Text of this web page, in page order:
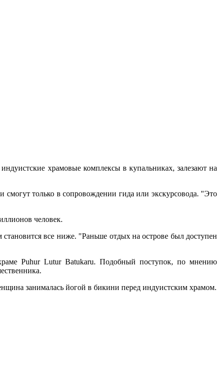
храмовые комплексы в купальниках, залезают на
смогут только в сопровождении гида или экскурсовода. "Это
человек.
все ниже. "Раньше отдых на острове был доступен
Puhur Lutur Batukaru. Подобный поступок, по мнению
занималась йогой в бикини перед индуистским храмом.